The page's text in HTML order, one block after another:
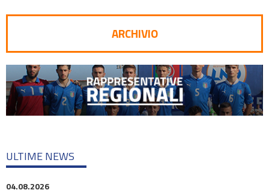
ARCHIVIO
ULTIME NEWS
04.08.2026